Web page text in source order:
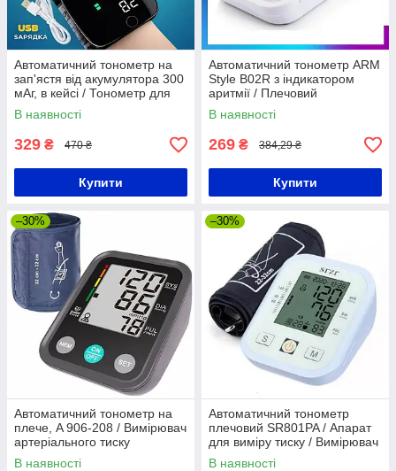
Автоматичний тонометр на
зап'ястя від акумулятора 300
мАг, в кейсі / Тонометр для
вимірювання тиску /
Цифровий тонометр
В наявності
329 ₴ 470 ₴
Купити
Автоматичний тонометр ARM
Style B02R з індикатором
аритмії / Плечовий
електронний тонометр на
батарейках
В наявності
269 ₴ 384,29 ₴
Купити
–30%
Автоматичний тонометр на
плече, A 906-208 / Вимірювач
артеріального тиску
В наявності
–30%
Автоматичний тонометр
плечовий SR801PA / Апарат
для виміру тиску / Вимірювач
тиску
В наявності